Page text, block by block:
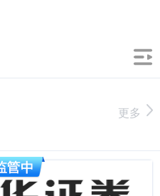
更多